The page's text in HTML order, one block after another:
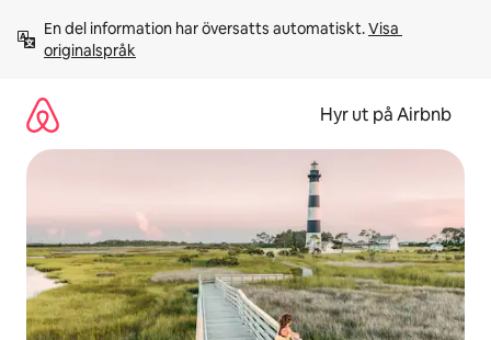
innehåll
En del information har översatts automatiskt. Visa
originalspråk
Hyr ut på Airbnb